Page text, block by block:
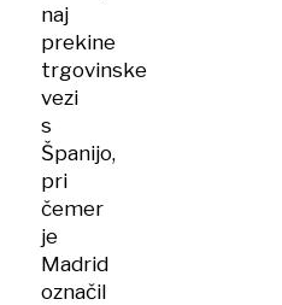
naj
prekine
trgovinske
vezi
s
Španijo,
pri
čemer
je
Madrid
označil